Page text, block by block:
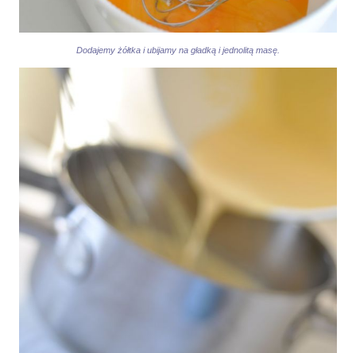
Dodajemy żółtka i ubijamy na gładką i jednolitą masę.